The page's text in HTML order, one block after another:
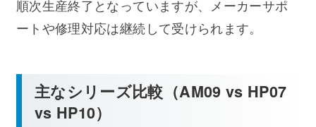
順次生産終了となっていますが、メーカーサポ
ートや修理対応は継続して受けられます。
主なシリーズ比較（AM09 vs HP07
vs HP10）